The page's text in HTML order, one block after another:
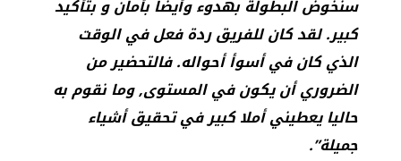
سنخوض البطولة بهدوء وأيضا بأمان و بتأكيد
كبير. لقد كان للفريق ردة فعل في الوقت
الذي كان في أسوأ أحواله. فالتحضير من
الضروري أن يكون في المستوى, وما نقوم به
حاليا يعطيني أملا كبير في تحقيق أشياء
جميلة”.